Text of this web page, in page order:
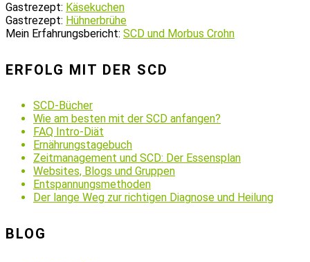
Gastrezept: Käsekuchen
Gastrezept: Hühnerbrühe
Mein Erfahrungsbericht: SCD und Morbus Crohn
ERFOLG MIT DER SCD
SCD-Bücher
Wie am besten mit der SCD anfangen?
FAQ Intro-Diät
Ernährungstagebuch
Zeitmanagement und SCD: Der Essensplan
Websites, Blogs und Gruppen
Entspannungsmethoden
Der lange Weg zur richtigen Diagnose und Heilung
BLOG